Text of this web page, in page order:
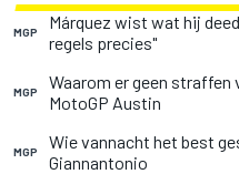
MGP
Márquez wist wat hij
regels precies"
MGP
Waarom er geen straffen
MotoGP Austin
MGP
Wie vannacht het best
Giannantonio